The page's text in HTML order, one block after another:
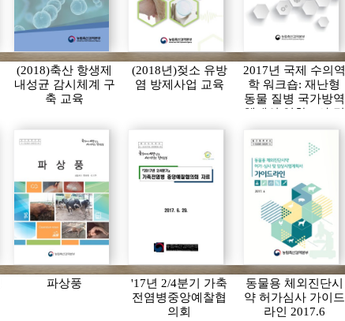
(2018)축산 항생제
내성균 감시체계 구
축 교육
(2018년)젖소 유방
염 방제사업 교육
2017년 국제 수의역
학 워크숍: 재난형
동물 질병 국가방역
체계의 역학조사 및
파상풍
'17년 2/4분기 가축
전염병중앙예찰협
의회
동물용 체외진단시
약 허가심사 가이드
라인 2017.6